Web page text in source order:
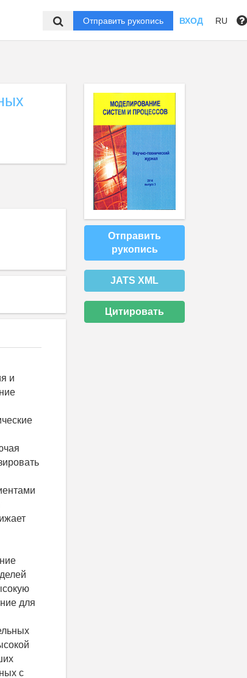
Отправить рукопись ВХОД RU
и
для
с
Отправить
рукопись
JATS XML
Цитировать